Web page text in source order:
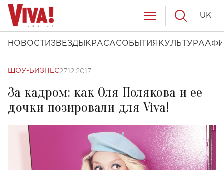
НОВОСТИ ЗВЕЗДЫ КРАСАСОБЫТИЯ КУЛЬТУРА
UK
ШОУ-БИЗНЕС27.12.2017
За кадром: как Оля Полякова и ее
дочки позировали для Viva!